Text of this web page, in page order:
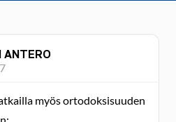
ANTERO
myös ortodoksisuuden